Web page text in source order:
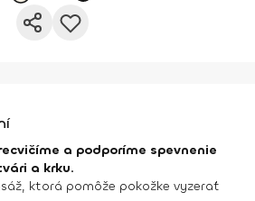
a podporíme spevnenie
a krku.
ktorá pomôže pokožke vyzerať